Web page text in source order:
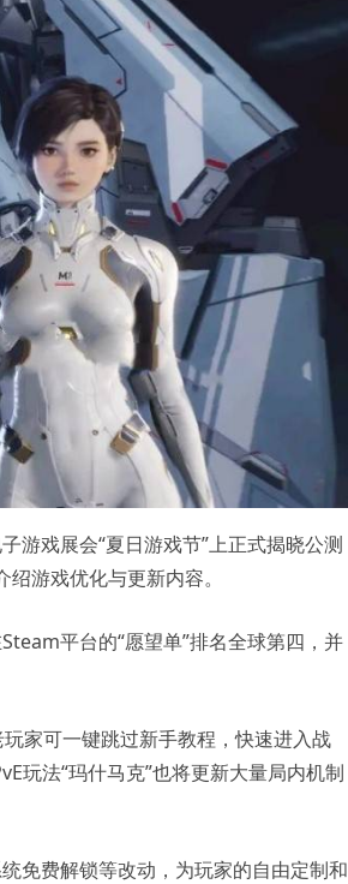
游戏展会“夏日游戏节”上正式揭晓公测
游戏优化与更新内容。
平台的“愿望单”排名全球第四，并
家可一键跳过新手教程，快速进入战
玩法“玛什马克”也将更新大量局内机制
免费解锁等改动，为玩家的自由定制和